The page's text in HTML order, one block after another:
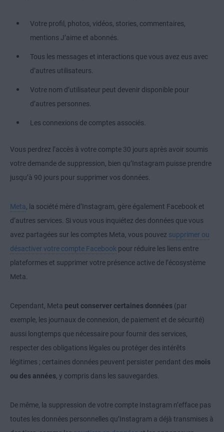
Votre profil, photos, vidéos, stories, commentaires,
mentions J’aime et abonnés.
Tous les messages et interactions que vous avez eus avec
d’autres utilisateurs.
Votre nom d’utilisateur peut devenir disponible pour
d’autres personnes.
Les connexions de comptes associés.
Vous perdrez l’accès à votre compte 30 jours après avoir soumis
votre demande de suppression, bien qu’Instagram puisse prendre
jusqu’à 90 jours pour supprimer vos données.
Meta , la société mère d’Instagram, gère également Facebook et
d’autres services. Si vous vous inquiétez des données que vous
avez partagées sur les comptes Meta, vous pouvez supprimer ou
désactiver votre compte Facebook pour réduire les liens entre
plateformes et supprimer votre présence active de l’écosystème
Meta.
Cependant, Meta peut conserver certaines données (par
exemple, les journaux de connexion, de paiement et de sécurité)
aussi longtemps que nécessaire pour fournir des services,
respecter des obligations légales ou protéger des intérêts
légitimes ; certaines données peuvent persister pendant des mois
ou des années , y compris dans les sauvegardes.
De même, la suppression de votre compte Instagram n’efface pas
toutes les données personnelles qu’Instagram a déjà transmises à